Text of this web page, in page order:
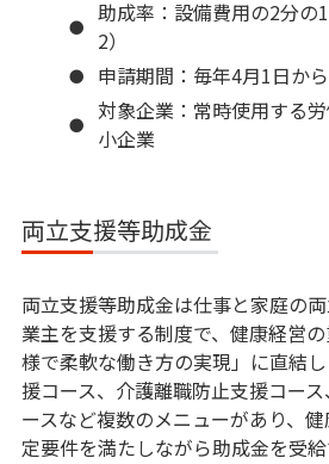
助成率：設備費用の2分の
2）
申請期間：毎年4月1日か
対象企業：常時使用する
小企業
両立支援等助成金
両立支援等助成金は仕事と家庭の
業主を支援する制度で、健康経営
様で柔軟な働き方の実現」に直結
援コース、介護離職防止支援コー
ースなど複数のメニューがあり、
定要件を満たしながら助成金を受給